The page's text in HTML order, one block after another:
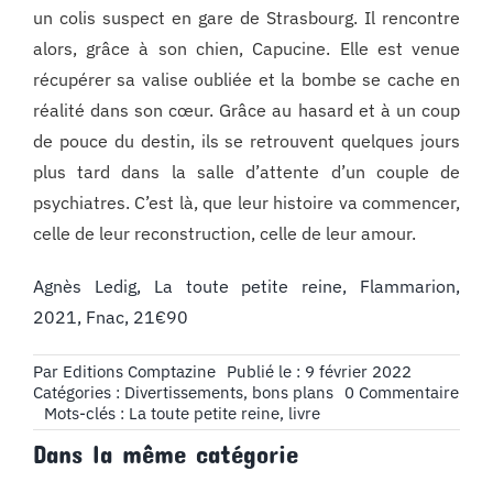
un colis suspect en gare de Strasbourg. Il rencontre
alors, grâce à son chien, Capucine. Elle est venue
récupérer sa valise oubliée et la bombe se cache en
réalité dans son cœur. Grâce au hasard et à un coup
de pouce du destin, ils se retrouvent quelques jours
plus tard dans la salle d’attente d’un couple de
psychiatres. C’est là, que leur histoire va commencer,
celle de leur reconstruction, celle de leur amour.
Agnès Ledig, La toute petite reine, Flammarion,
2021, Fnac, 21€90
Par Editions Comptazine Publié le : 9 février 2022
Catégories : Divertissements, bons plans 0 Commentaireon
à
Mots-clés : La toute petite reine, livre
Dans la même catégorie